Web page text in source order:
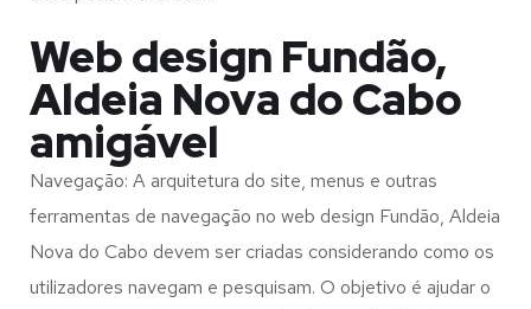
Web design Fundão,
Aldeia Nova do Cabo
amigável
Navegação: A arquitetura do site, menus e outras
ferramentas de navegação no web design Fundão, Aldeia
Nova do Cabo devem ser criadas considerando como os
utilizadores navegam e pesquisam. O objetivo é ajudar o